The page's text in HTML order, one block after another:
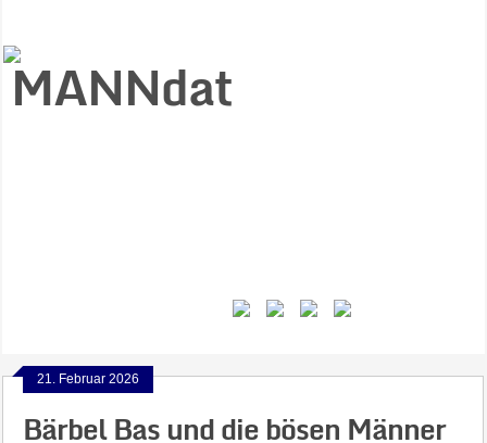
21. Februar 2026
Bärbel Bas und die bösen Männer